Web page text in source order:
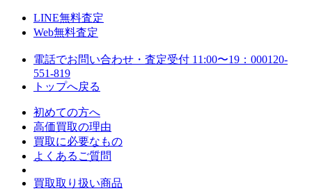
LINE無料査定
Web無料査定
電話でお問い合わせ・査定受付 11:00〜19：000120-
551-819
トップへ戻る
初めての方へ
高価買取の理由
買取に必要なもの
よくあるご質問
買取取り扱い商品